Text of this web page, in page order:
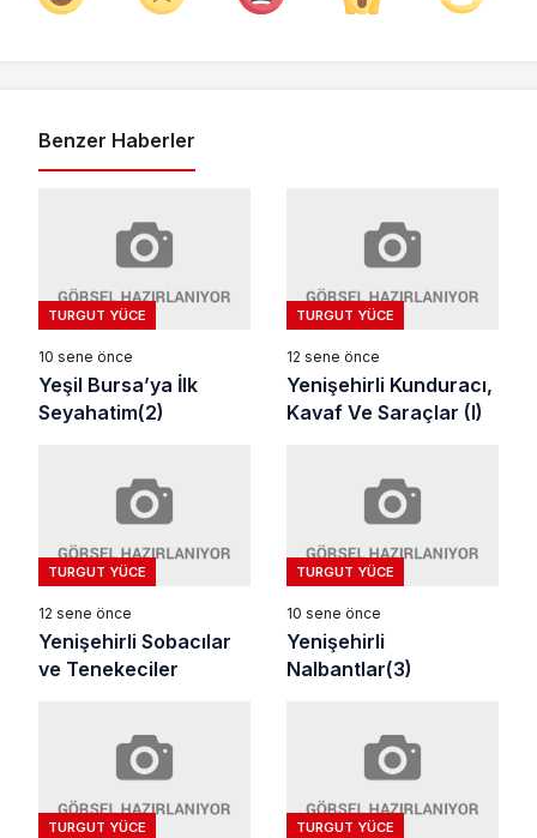
Benzer Haberler
TURGUT YÜCE
10 sene önce
Yeşil Bursa’ya İlk
Seyahatim(2)
TURGUT YÜCE
12 sene önce
Yenişehirli Kunduracı,
Kavaf Ve Saraçlar (I)
TURGUT YÜCE
12 sene önce
Yenişehirli Sobacılar
ve Tenekeciler
TURGUT YÜCE
10 sene önce
Yenişehirli
Nalbantlar(3)
TURGUT YÜCE TURGUT YÜCE